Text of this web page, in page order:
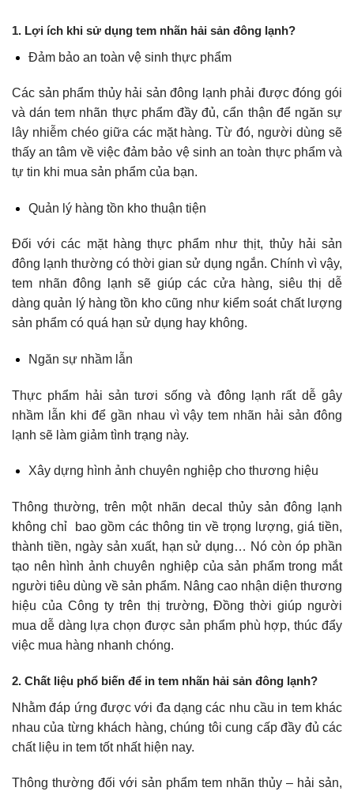
1. Lợi ích khi sử dụng tem nhãn hải sản đông lạnh?
Đảm bảo an toàn vệ sinh thực phẩm
Các sản phẩm thủy hải sản đông lạnh phải được đóng gói
và dán tem nhãn thực phẩm đầy đủ, cẩn thận để ngăn sự
lây nhiễm chéo giữa các mặt hàng. Từ đó, người dùng sẽ
thấy an tâm về việc đảm bảo vệ sinh an toàn thực phẩm và
tự tin khi mua sản phẩm của bạn.
Quản lý hàng tồn kho thuận tiện
Đối với các mặt hàng thực phẩm như thịt, thủy hải sản
đông lạnh thường có thời gian sử dụng ngắn. Chính vì vậy,
tem nhãn đông lạnh sẽ giúp các cửa hàng, siêu thị dễ
dàng quản lý hàng tồn kho cũng như kiểm soát chất lượng
sản phẩm có quá hạn sử dụng hay không.
Ngăn sự nhầm lẫn
Thực phẩm hải sản tươi sống và đông lạnh rất dễ gây
nhầm lẫn khi để gần nhau vì vậy tem nhãn hải sản đông
lạnh sẽ làm giảm tình trạng này.
Xây dựng hình ảnh chuyên nghiệp cho thương hiệu
Thông thường, trên một nhãn decal thủy sản đông lạnh
không chỉ bao gồm các thông tin về trọng lượng, giá tiền,
thành tiền, ngày sản xuất, hạn sử dụng… Nó còn óp phần
tạo nên hình ảnh chuyên nghiệp của sản phẩm trong mắt
người tiêu dùng về sản phẩm. Nâng cao nhận diện thương
hiệu của Công ty trên thị trường, Đồng thời giúp người
mua dễ dàng lựa chọn được sản phẩm phù hợp, thúc đẩy
việc mua hàng nhanh chóng.
2. Chất liệu phổ biến để in tem nhãn hải sản đông lạnh?
Nhằm đáp ứng được với đa dạng các nhu cầu in tem khác
nhau của từng khách hàng, chúng tôi cung cấp đầy đủ các
chất liệu in tem tốt nhất hiện nay.
Thông thường đối với sản phẩm tem nhãn thủy – hải sản,